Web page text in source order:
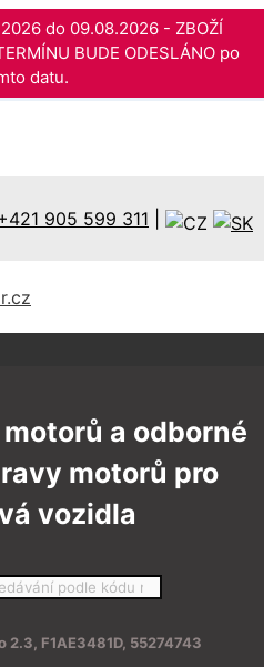
do 09.08.2026 - ZBOŽÍ
BUDE ODESLÁNO po
datu.
905 599 311
a odborné
motorů pro
vozidla
2.3, F1AE3481D, 55274743